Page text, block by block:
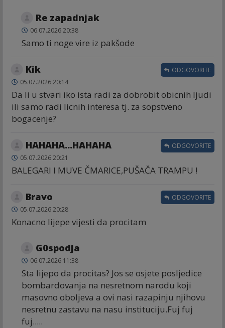
Re zapadnjak
06.07.2026 20:38
Samo ti noge vire iz pakšode
Kik
05.07.2026 20:14
Da li u stvari iko ista radi za dobrobit obicnih ljudi
ili samo radi licnih interesa tj. za sopstveno
bogacenje?
ODGOVORITE
HAHAHA...HAHAHA
05.07.2026 20:21
BALEGARI I MUVE ČMARICE,PUŠAČA TRAMPU !
ODGOVORITE
Bravo
05.07.2026 20:28
Konacno lijepe vijesti da procitam
ODGOVORITE
G0spodja
06.07.2026 11:38
Sta lijepo da procitas? Jos se osjete posljedice
bombardovanja na nesretnom narodu koji
masovno oboljeva a ovi nasi razapinju njihovu
nesretnu zastavu na nasu instituciju.Fuj fuj
fuj.....